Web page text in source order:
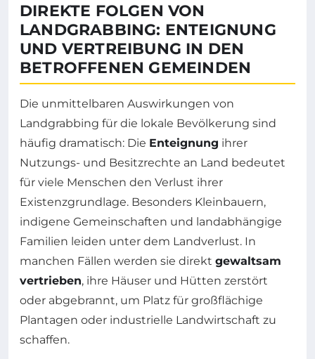
DIREKTE FOLGEN VON
LANDGRABBING: ENTEIGNUNG
UND VERTREIBUNG IN DEN
BETROFFENEN GEMEINDEN
Die unmittelbaren Auswirkungen von
Landgrabbing für die lokale Bevölkerung sind
häufig dramatisch: Die Enteignung ihrer
Nutzungs- und Besitzrechte an Land bedeutet
für viele Menschen den Verlust ihrer
Existenzgrundlage. Besonders Kleinbauern,
indigene Gemeinschaften und landabhängige
Familien leiden unter dem Landverlust. In
manchen Fällen werden sie direkt gewaltsam
vertrieben, ihre Häuser und Hütten zerstört
oder abgebrannt, um Platz für großflächige
Plantagen oder industrielle Landwirtschaft zu
schaffen.